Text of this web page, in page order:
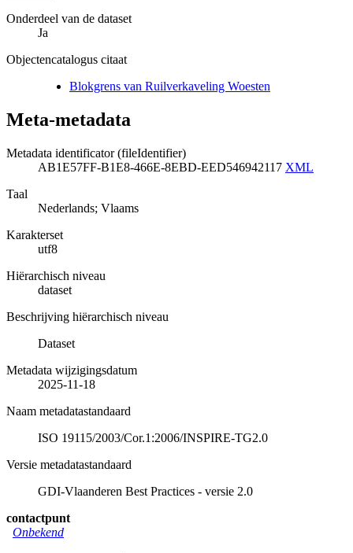
Onderdeel van de dataset
Ja
Objectencatalogus citaat
Blokgrens van Ruilverkaveling Woesten
Meta-metadata
Metadata identificator (fileIdentifier)
AB1E57FF-B1E8-466E-8EBD-EED546942117 XML
Taal
Nederlands; Vlaams
Karakterset
utf8
Hiërarchisch niveau
dataset
Beschrijving hiërarchisch niveau
Dataset
Metadata wijzigingsdatum
2025-11-18
Naam metadatastandaard
ISO 19115/2003/Cor.1:2006/INSPIRE-TG2.0
Versie metadatastandaard
GDI-Vlaanderen Best Practices - versie 2.0
contactpunt
Onbekend